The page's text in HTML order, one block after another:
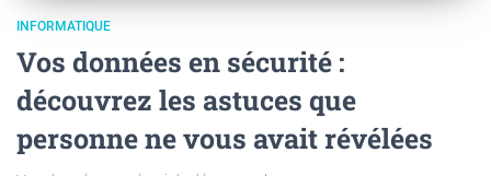
INFORMATIQUE
Vos données en sécurité :
découvrez les astuces que
personne ne vous avait révélées